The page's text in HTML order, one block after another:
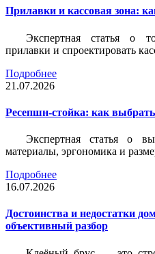
Прилавки и кассовая зона:
Экспертная статья о
прилавки и спроектировать
Подробнее
21.07.2026
Ресепшн-стойка: как
Экспертная статья о
материалы, эргономика и
Подробнее
16.07.2026
Достоинства и недостатки
объективный разбор